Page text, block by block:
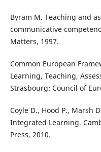
Byram M. Teaching and
communicative
Matters, 1997.
Common European
Learning, Teaching,
Strasbourg: Council of
Coyle D., Hood P., Marsh
Integrated Learning.
Press, 2010.